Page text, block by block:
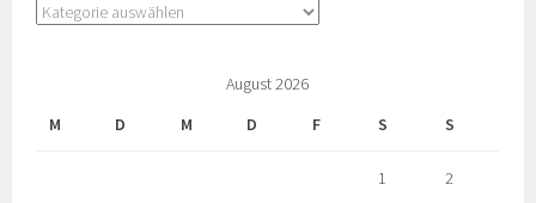
August 2026
M
D M D F S S
1 2